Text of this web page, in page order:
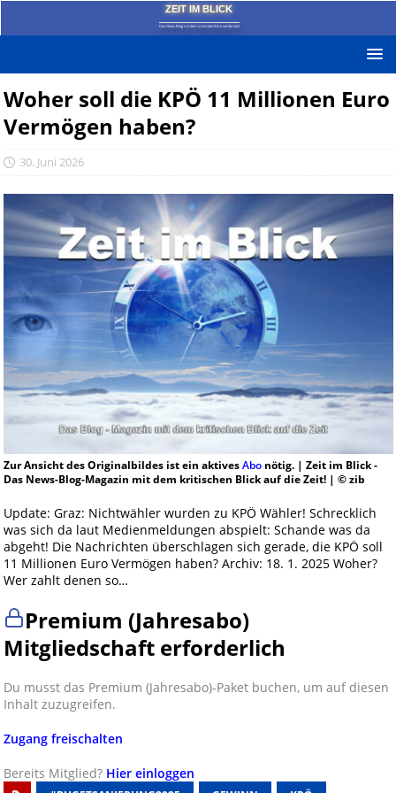
ZEIT IM BLICK
Das News-Blog mit dem kritischen Blick auf die Zeit!
Woher soll die KPÖ 11 Millionen Euro
Vermögen haben?
30. Juni 2026
Zur Ansicht des Originalbildes ist ein aktivesAbonötig. | Zeit im Blick -
Das News-Blog-Magazin mit dem kritischen Blick auf die Zeit! | © zib
Update: Graz: Nichtwähler wurden zu KPÖ Wähler! Schrecklich
was sich da laut Medienmeldungen abspielt: Schande was da
abgeht! Die Nachrichten überschlagen sich gerade, die KPÖ soll
11 Millionen Euro Vermögen haben? Archiv: 18. 1. 2025 Woher?
Wer zahlt denen so…
Premium (Jahresabo)
Mitgliedschaft erforderlich
Du musst das Premium (Jahresabo)-Paket buchen, um auf diesen
Inhalt zuzugreifen.
Zugang freischalten
Bereits Mitglied? Hier einloggen